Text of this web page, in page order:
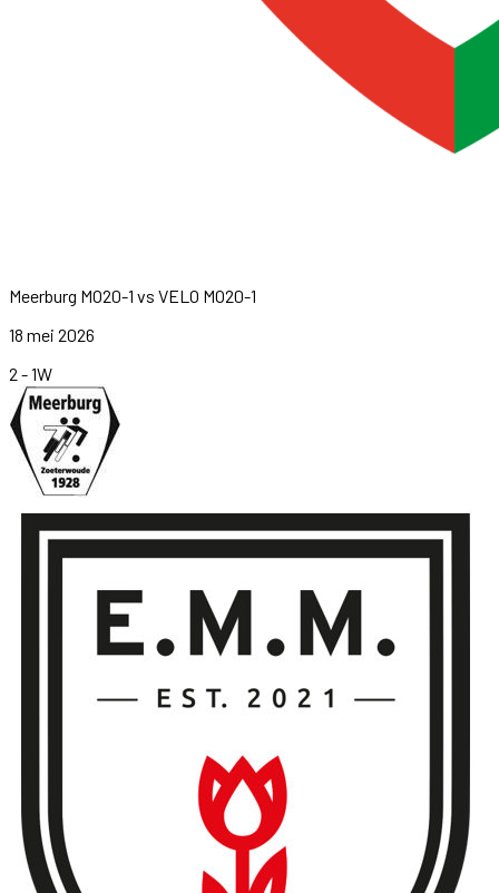
Meerburg MO20-1 vs VELO MO20-1
18 mei 2026
2 -1W